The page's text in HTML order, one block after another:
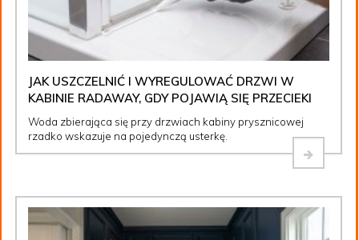
JAK USZCZELNIĆ I WYREGULOWAĆ DRZWI W
KABINIE RADAWAY, GDY POJAWIĄ SIĘ PRZECIEKI
Woda zbierająca się przy drzwiach kabiny prysznicowej
rzadko wskazuje na pojedynczą usterkę.